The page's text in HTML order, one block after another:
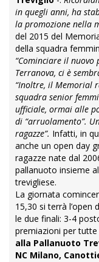
in quegli anni, ha
la promozione nella
del 2015 del
della squadra
“Cominciare il
Terranova, ci è
“Inoltre, il Memorial
squadra senior
ufficiale, ormai alle
di “arruolamento”.
ragazze”. Infatti, in
anche un open day
ragazze nate dal
pallanuoto insieme
trevigliese.
La giornata
15,30 si terrà l’open
le due finali: 3-4
premiazioni per
alla Pallanuoto
NC Milano,